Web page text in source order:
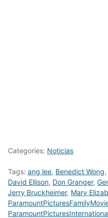
Categories: Noticias
Tags: ang lee, Benedict Wong,
David Ellison, Don Granger,
Jerry Bruckheimer, Mary